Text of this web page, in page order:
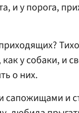
и у порога,
у собаки, и
о них.
сапожищами и